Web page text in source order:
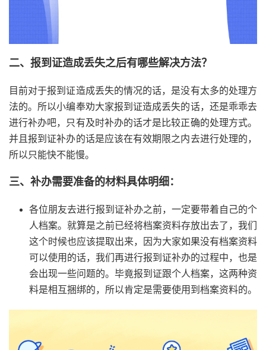
二、报到证造成丢失之后有哪些解决方法？
目前对于报到证造成丢失的情况的话，是没有太多的处理方
法的。所以小编奉劝大家报到证造成丢失的话，还是乖乖去
进行补办吧，只有及时补办的话才是比较正确的处理方式。
并且报到证补办的话是应该在有效期限之内去进行处理的，
所以只能快不能慢。
三、补办需要准备的材料具体明细：
各位朋友去进行报到证补办之前，一定要带着自己的个
人档案。就算是之前已经将档案资料存放出去了，我们
这个时候也应该提取出来，因为大家如果没有档案资料
可以使用的话，我们再进行报到证补办的过程中，也是
会出现一些问题的。毕竟报到证跟个人档案，这两种资
料是相互捆绑的，所以肯定是需要使用到档案资料的。